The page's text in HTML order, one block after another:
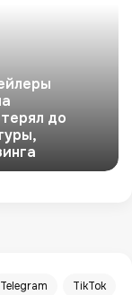
до
Telegram TikTok